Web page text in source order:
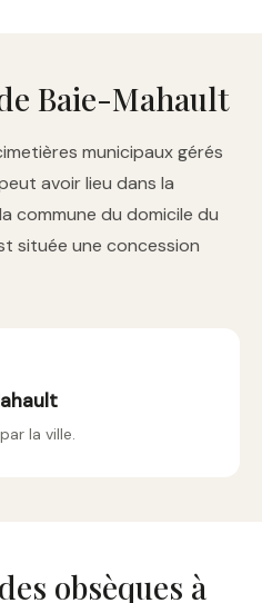
Baie-Mahault
municipaux gérés
avoir lieu dans la
commune du domicile du
située une concession
la ville.
obsèques à